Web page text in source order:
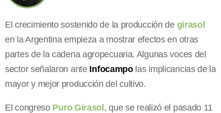
El crecimiento sostenido de la producción de girasol
en la Argentina empieza a mostrar efectos en otras
partes de la cadena agropecuaria. Algunas voces del
sector señalaron ante Infocampolas implicancias de la
mayor y mejor producción del cultivo.
El congreso Puro Girasol, que se realizó el pasado 11